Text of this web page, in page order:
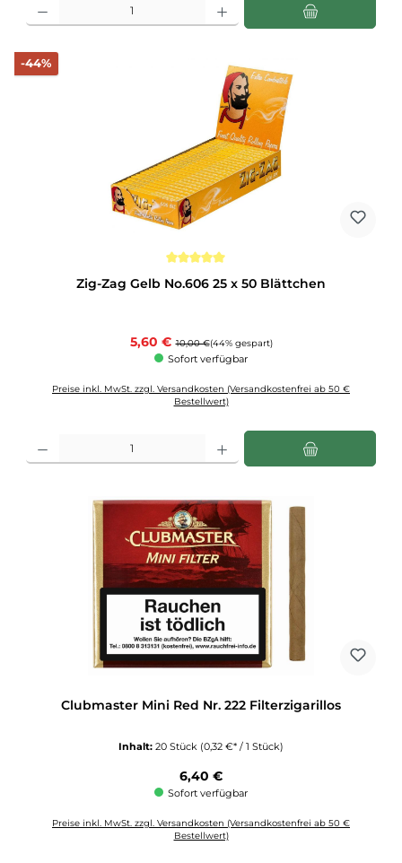
-44%Rabatt
Zig-Zag Gelb No.606 25 x 50 Blättchen
Verkaufspreis:
5,60 € Regulärer Preis:
10,00 €(44% gespart)
Sofort verfügbar
Preise inkl. MwSt. zzgl. Versandkosten (Versandkostenfrei ab 50 €
Bestellwert)
Clubmaster Mini Red Nr. 222 Filterzigarillos
Inhalt: 20 Stück (0,32 €* / 1 Stück)
Regulärer Preis:
6,40 €
Sofort verfügbar
Preise inkl. MwSt. zzgl. Versandkosten (Versandkostenfrei ab 50 €
Bestellwert)